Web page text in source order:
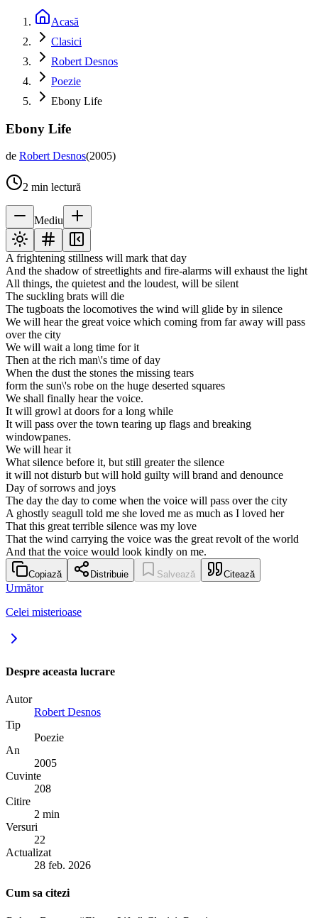
Acasă
Clasici
Robert Desnos
Poezie
Ebony Life
Ebony Life
de Robert Desnos(2005)
2 min lectură
Mediu
A frightening stillness will mark that day
And the shadow of streetlights and fire-alarms will exhaust the light
All things, the quietest and the loudest, will be silent
The suckling brats will die
The tugboats the locomotives the wind will glide by in silence
We will hear the great voice which coming from far away will pass
over the city
We will wait a long time for it
Then at the rich man\'s time of day
When the dust the stones the missing tears
form the sun\'s robe on the huge deserted squares
We shall finally hear the voice.
It will growl at doors for a long while
It will pass over the town tearing up flags and breaking
windowpanes.
We will hear it
What silence before it, but still greater the silence
it will not disturb but will hold guilty will brand and denounce
Day of sorrows and joys
The day the day to come when the voice will pass over the city
A ghostly seagull told me she loved me as much as I loved her
That this great terrible silence was my love
That the wind carrying the voice was the great revolt of the world
And that the voice would look kindly on me.
Copiază Distribuie Salvează Citează
Următor
Celei misterioase
Despre aceasta lucrare
Autor
Robert Desnos
Tip
Poezie
An
2005
Cuvinte
208
Citire
2 min
Versuri
22
Actualizat
28 feb. 2026
Cum sa citezi